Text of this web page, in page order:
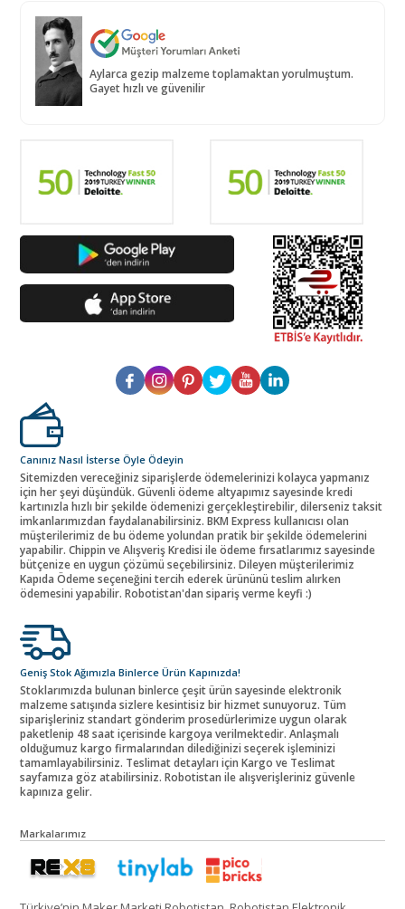
Aylarca gezip malzeme toplamaktan yorulmuştum.
Gayet hızlı ve güvenilir
Canınız Nasıl İsterse Öyle Ödeyin
Sitemizden vereceğiniz siparişlerde ödemelerinizi kolayca yapmanız
için her şeyi düşündük. Güvenli ödeme altyapımız sayesinde kredi
kartınızla hızlı bir şekilde ödemenizi gerçekleştirebilir, dilerseniz taksit
imkanlarımızdan faydalanabilirsiniz. BKM Express kullanıcısı olan
müşterilerimiz de bu ödeme yolundan pratik bir şekilde ödemelerini
yapabilir. Chippin ve Alışveriş Kredisi ile ödeme fırsatlarımız sayesinde
bütçenize en uygun çözümü seçebilirsiniz. Dileyen müşterilerimiz
Kapıda Ödeme seçeneğini tercih ederek ürününü teslim alırken
ödemesini yapabilir. Robotistan'dan sipariş verme keyfi :)
Geniş Stok Ağımızla Binlerce Ürün Kapınızda!
Stoklarımızda bulunan binlerce çeşit ürün sayesinde elektronik
malzeme satışında sizlere kesintisiz bir hizmet sunuyoruz. Tüm
siparişleriniz standart gönderim prosedürlerimize uygun olarak
paketlenip 48 saat içerisinde kargoya verilmektedir. Anlaşmalı
olduğumuz kargo firmalarından dilediğinizi seçerek işleminizi
tamamlayabilirsiniz. Teslimat detayları için Kargo ve Teslimat
sayfamıza göz atabilirsiniz. Robotistan ile alışverişleriniz güvenle
kapınıza gelir.
Markalarımız